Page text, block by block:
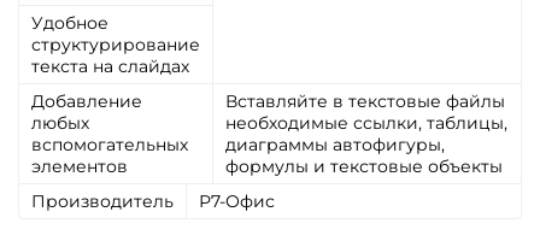
Удобное
структурирование
текста на слайдах
Добавление
любых
вспомогательных
элементов
Вставляйте в текстовые файлы
необходимые ссылки, таблицы,
диаграммы автофигуры,
формулы и текстовые объекты
Производитель
Р7-Офис